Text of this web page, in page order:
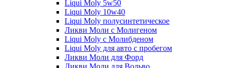
Liqui Moly 5w50
Liqui Moly 10w40
Liqui Moly полусинтетическое
Ликви Моли с Молигеном
Liqui Moly с Молибденом
Liqui Moly для авто с пробегом
Ликви Моли для Форд
Ликви Моли для Вольво